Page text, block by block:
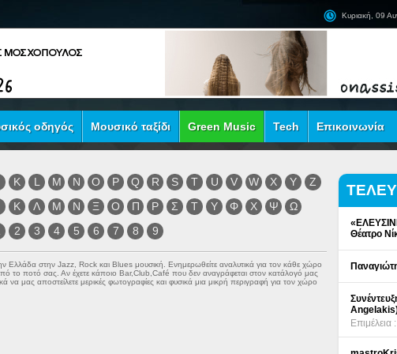
Κυριακή, 09
οδηγός Μουσικό ταξίδι Green Music Tech Επικοινωνία
K L M N O P Q R S T U V W X Y
Z
Κ Λ Μ Ν Ξ Ο Π Ρ Σ Τ Υ Φ Χ Ψ
Ω
2 3 4 5 6 7 8 9
Ελλάδα στην Jazz Rock και Blues μουσική. Ενημερωθείτε αναλυτικά για τον κάθε χώρο
το ποτό σας. Αν έχετε κάποιο Bar,Club,Café που δεν αναγράφεται στον κατάλογό μας
να μας αποστείλετε μερικές φωτογραφίες και φυσικά μια μικρή περιγραφή για τον χώρο
Θέατρο